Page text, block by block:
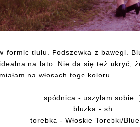
formie tiulu. Podszewka z bawegi.
na lato. Nie da się też ukryć,
na włosach tego koloru.
spódnica - uszyłam sobie
bluzka - sh
torebka - Włoskie Torebki/